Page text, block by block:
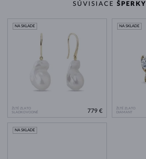
SÚVISIACE ŠPERKY
ŽLTÉ ZLATO
SLADKOVODNÉ
NA SKLADE
779 €
ŽLTÉ ZLATO
DIAMANT
NA SKLADE
NA SKLADE